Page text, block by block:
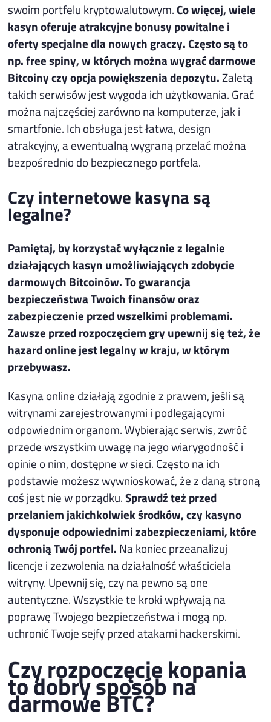
swoim portfelu kryptowalutowym. Co więcej, wiele
kasyn oferuje atrakcyjne bonusy powitalne i
oferty specjalne dla nowych graczy. Często są to
np. free spiny, w których można wygrać darmowe
Bitcoiny czy opcja powiększenia depozytu.Zaletą
takich serwisów jest wygoda ich użytkowania. Grać
można najczęściej zarówno na komputerze, jak i
smartfonie. Ich obsługa jest łatwa, design
atrakcyjny, a ewentualną wygraną przelać można
bezpośrednio do bezpiecznego portfela.
Czy internetowe kasyna są
legalne?
Pamiętaj, by korzystać wyłącznie z legalnie
działających kasyn umożliwiających zdobycie
darmowych Bitcoinów. To gwarancja
bezpieczeństwa Twoich finansów oraz
zabezpieczenie przed wszelkimi problemami.
Zawsze przed rozpoczęciem gry upewnij się też, że
hazard online jest legalny w kraju, w którym
przebywasz.
Kasyna online działają zgodnie z prawem, jeśli są
witrynami zarejestrowanymi i podlegającymi
odpowiednim organom. Wybierając serwis, zwróć
przede wszystkim uwagę na jego wiarygodność i
opinie o nim, dostępne w sieci. Często na ich
podstawie możesz wywnioskować, że z daną stroną
coś jest nie w porządku.Sprawdź też przed
przelaniem jakichkolwiek środków, czy kasyno
dysponuje odpowiednimi zabezpieczeniami, które
ochronią Twój portfel. Na koniec przeanalizuj
licencje i zezwolenia na działalność właściciela
witryny. Upewnij się, czy na pewno są one
autentyczne. Wszystkie te kroki wpływają na
poprawę Twojego bezpieczeństwa i mogą np.
uchronić Twoje sejfy przed atakami hackerskimi.
Czy rozpoczęcie kopania
to dobry sposób na
darmowe BTC?